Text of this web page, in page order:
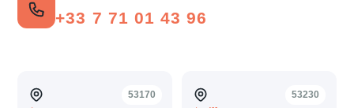
+33 7 71 01 43 96
53170 53230